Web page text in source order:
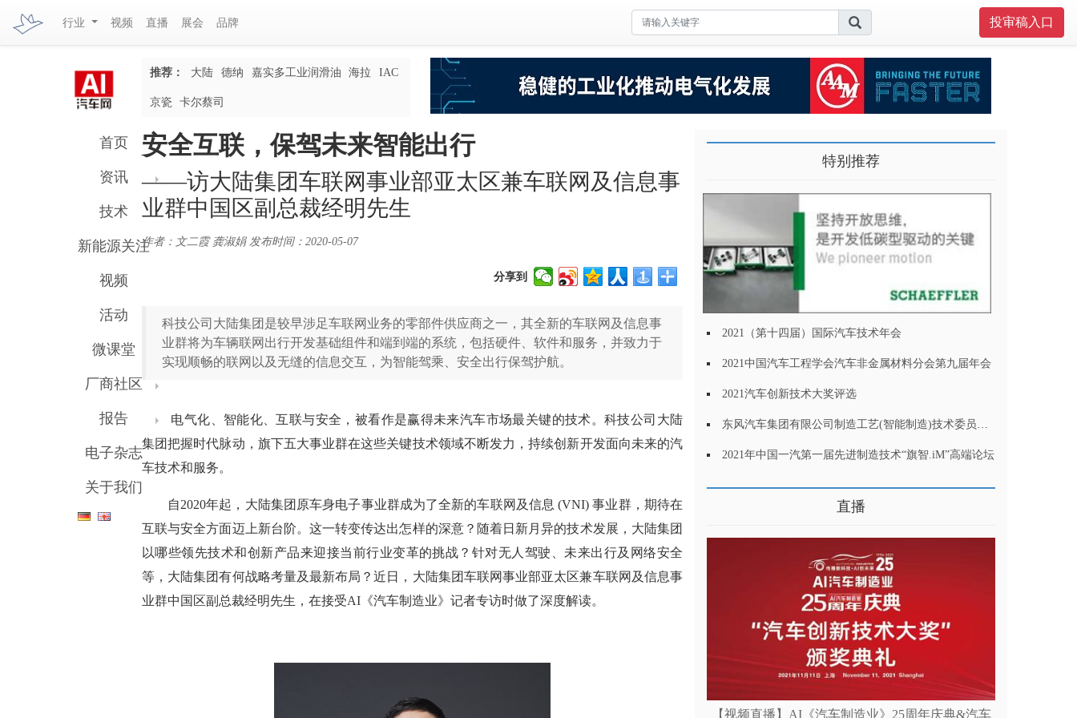
行业 视频 直播 展会 品牌 投审稿入口
首页
资讯
技术
新能源关注
视频
活动
微课堂
厂商社区
报告
电子杂志
关于我们
推荐： 大陆 德纳 嘉实多工业润滑油 海拉 IAC
京瓷 卡尔蔡司
安全互联，保驾未来智能出行
——访大陆集团车联网事业部亚太区兼车联网及信息事
业群中国区副总裁经明先生
作者：文二霞 龚淑娟 发布时间：2020-05-07
分享到
科技公司大陆集团是较早涉足车联网业务的零部件供应商之一，其全新的车联网及信息事
业群将为车辆联网出行开发基础组件和端到端的系统，包括硬件、软件和服务，并致力于
实现顺畅的联网以及无缝的信息交互，为智能驾乘、安全出行保驾护航。
电气化、智能化、互联与安全， 被看作是赢得未来汽车市场最关键的技术。科技公司大陆
集团把握时代脉动，旗下五大事业群在这些关键技术领域不断发力，持续创新开发面向未来的汽
车技术和服务。
自2020年起，大陆集团原车身电子事业群成为了全新的车联网及信息 (VNI) 事业群，期待在
互联与安全方面迈上新台阶。这一转变传达出怎样的深意？随着日新月异的技术发展，大陆集团
以哪些领先技术和创新产品来迎接当前行业变革的挑战？针对无人驾驶、未来出行及网络安全
等，大陆集团有何战略考量及最新布局？近日，大陆集团车联网事业部亚太区兼车联网及信息事
业群中国区副总裁经明先生，在接受AI《汽车制造业》记者专访时做了深度解读。
特别推荐
2021（第十四届）国际汽车技术年会
2021中国汽车工程学会汽车非金属材料分会第九届年会
2021汽车创新技术大奖评选
东风汽车集团有限公司制造工艺(智能制造)技术委员会2021年会
2021年中国一汽第一届先进制造技术“旗智.iM”高端论坛
直播
【视频直播】AI《汽车制造业》25周年庆典&汽车